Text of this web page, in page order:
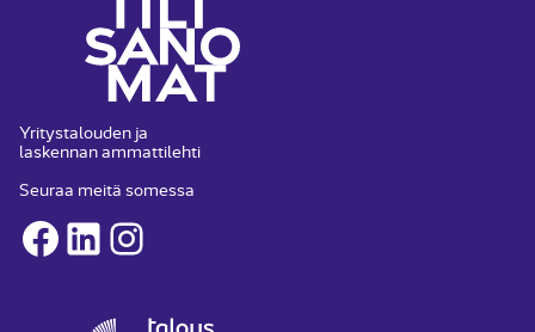
Yritystalouden ja
laskennan ammattilehti
Seuraa meitä somessa
Facebook
LinkedInInstagram